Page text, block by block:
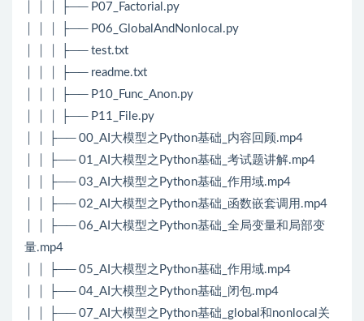
│ │ │ ├── P07_Factorial.py
│ │ │ ├── P06_GlobalAndNonlocal.py
│ │ │ ├── test.txt
│ │ │ ├── readme.txt
│ │ │ ├── P10_Func_Anon.py
│ │ │ ├── P11_File.py
│ │ ├── 00_AI大模型之Python基础_内容回顾.mp4
│ │ ├── 01_AI大模型之Python基础_考试题讲解.mp4
│ │ ├── 03_AI大模型之Python基础_作用域.mp4
│ │ ├── 02_AI大模型之Python基础_函数嵌套调用.mp4
│ │ ├── 06_AI大模型之Python基础_全局变量和局部变
量.mp4
│ │ ├── 05_AI大模型之Python基础_作用域.mp4
│ │ ├── 04_AI大模型之Python基础_闭包.mp4
│ │ ├── 07_AI大模型之Python基础_global和nonlocal关